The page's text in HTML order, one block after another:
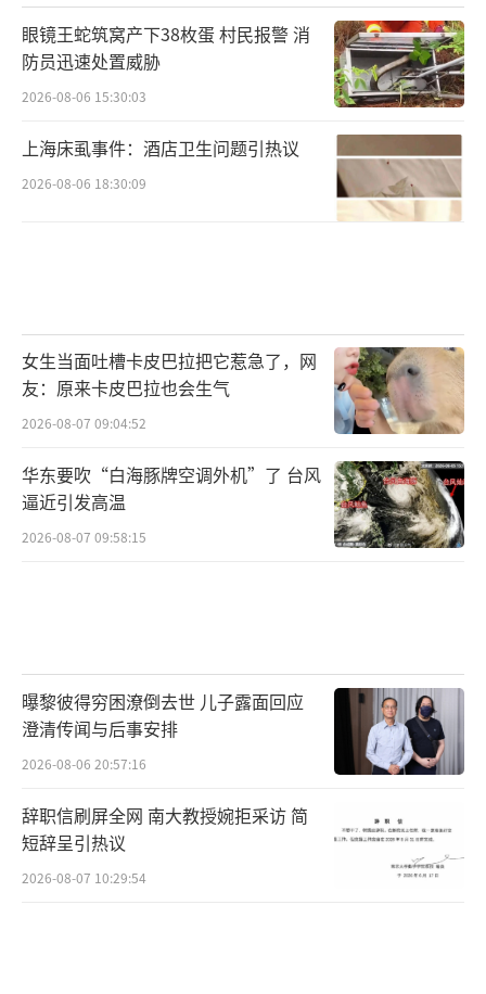
眼镜王蛇筑窝产下38枚蛋 村民报警 消
防员迅速处置威胁
2026-08-06 15:30:03
上海床虱事件：酒店卫生问题引热议
2026-08-06 18:30:09
女生当面吐槽卡皮巴拉把它惹急了，网
友：原来卡皮巴拉也会生气
2026-08-07 09:04:52
华东要吹“白海豚牌空调外机”了 台风
逼近引发高温
2026-08-07 09:58:15
曝黎彼得穷困潦倒去世 儿子露面回应
澄清传闻与后事安排
2026-08-06 20:57:16
辞职信刷屏全网 南大教授婉拒采访 简
短辞呈引热议
2026-08-07 10:29:54